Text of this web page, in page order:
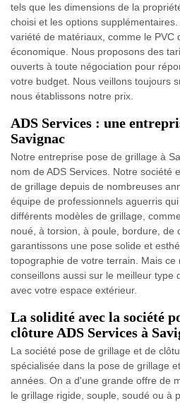
tels que les dimensions de la
choisi et les options
variété de matériaux, comme le PVC
économique. Nous proposons des
ouverts à toute négociation pour
votre budget. Nous veillons toujours
nous établissons notre prix.
ADS Services : une
Savignac
Notre entreprise pose de grillage à
nom de ADS Services. Notre société
de grillage depuis de nombreuses
équipe de professionnels aguerris
différents modèles de grillage,
noué, à torsion, à poule, bordure, de
garantissons une pose solide et
topographie de votre terrain. Mais ce
conseillons aussi sur le meilleur type
avec votre espace extérieur.
La solidité avec la société
clôture ADS Services à
La société pose de grillage et de
spécialisée dans la pose de grillage
années. On a d'une grande offre de
le grillage rigide, souple, soudé ou à